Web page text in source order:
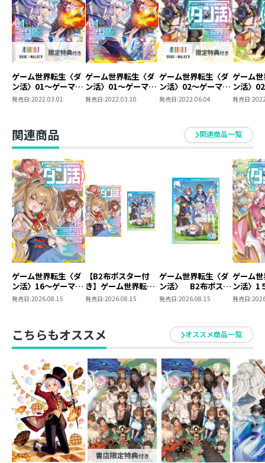
ニシキギ・カエデ
自然大好き、ゲーム大好き人。
猫も大好きで最近〈幸猫様〉似のぬいぐるみを買おうか
悩み中。
ゲームの世界に入って猫と一緒に冒険してみたいこの
頃。
ゲーム世界転生〈ダ
ン活〉01～ゲーマー
は【ダンジョン就活
のススメ】を〈はじ
【BOOK☆WALKER
限定書き下ろしSS＆
電子書籍限定SS付
き】
発売日:2022.03.01
ゲーム世界転生〈ダ
ン活〉01～ゲーマー
は【ダンジョン就活
のススメ】を〈はじ
発売日:2022.03.10
ゲーム世界転生〈ダ
ン活〉02～ゲーマー
は【ダンジョン就活
のススメ】を〈はじ
【BOOK☆WALKER
限定書き下ろしSS＆
発売日:2022.06.04
ゲーム
ン活〉
は【ダ
のスス
～
発売日:
関連商品 関連商品一覧
ゲーム世界転生〈ダ
ン活〉16～ゲーマー
は【ダンジョン就活
発売日:2026.08.15
【B2布ポスター付
き】ゲーム世界転生
〈ダン活〉16～ゲー
イする～
発売日:2026.08.15
ゲーム世界転生〈ダ
ン活〉 B2布ポスタ
ー
発売日:2026.08.15
ゲーム
ン活〉1
ーは【
る～
発売日:
こちらもオススメ オススメ商品一覧